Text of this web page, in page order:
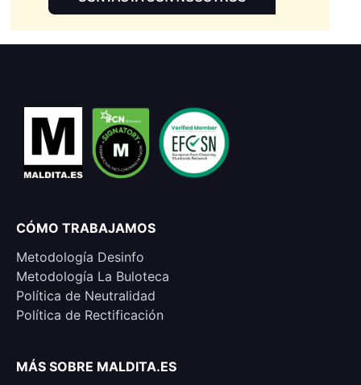
CÓMO TRABAJAMOS
Metodología Desinfo
Metodología La Buloteca
Política de Neutralidad
Política de Rectificación
MÁS SOBRE MALDITA.ES